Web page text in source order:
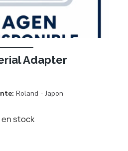
Adapter
Roland - Japon
stock